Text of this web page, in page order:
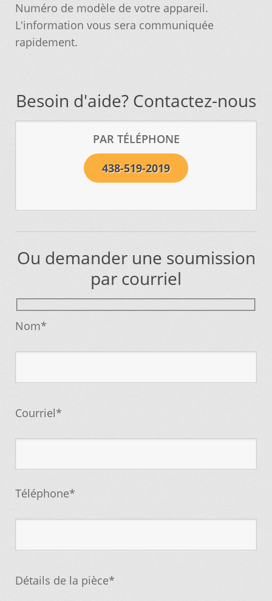
Numéro de modèle de votre appareil.
L'information vous sera communiquée
rapidement.
Besoin d'aide? Contactez-nous
PAR TÉLÉPHONE
438-519-2019
Ou demander une soumission
par courriel
Nom*
Courriel*
Téléphone*
Détails de la pièce*